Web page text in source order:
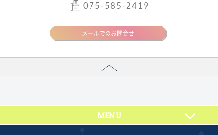
075-585-2419
メールでのお問合せ
MENU